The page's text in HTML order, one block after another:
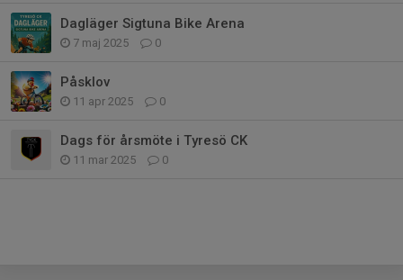
Dagläger Sigtuna Bike Arena
7 maj 2025 0
Påsklov
11 apr 2025 0
Dags för årsmöte i Tyresö CK
11 mar 2025 0